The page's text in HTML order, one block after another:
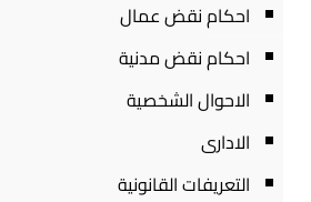
احكام نقض عمال
احكام نقض مدنية
الاحوال الشخصية
الادارى
التعريفات القانونية